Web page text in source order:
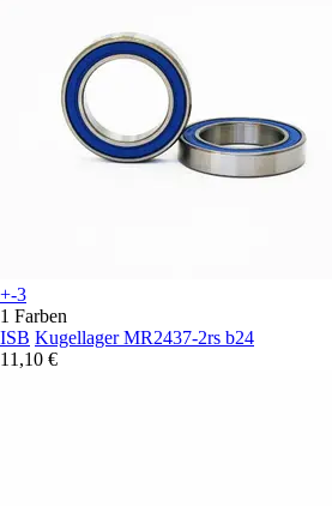
+-3
1 Farben
ISB Kugellager MR2437-2rs b24
11,10 €